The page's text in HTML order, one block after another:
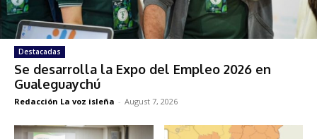
Destacadas
Se desarrolla la Expo del Empleo 2026 en
Gualeguaychú
Redacción La voz isleña - August 7, 2026